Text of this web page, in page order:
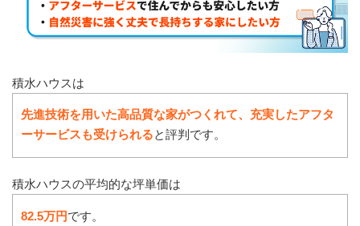
積水ハウスは
先進技術を用いた高品質な家がつくれて、充実したアフタ
ーサービスも受けられると評判です。
積水ハウスの平均的な坪単価は
82.5万円です。